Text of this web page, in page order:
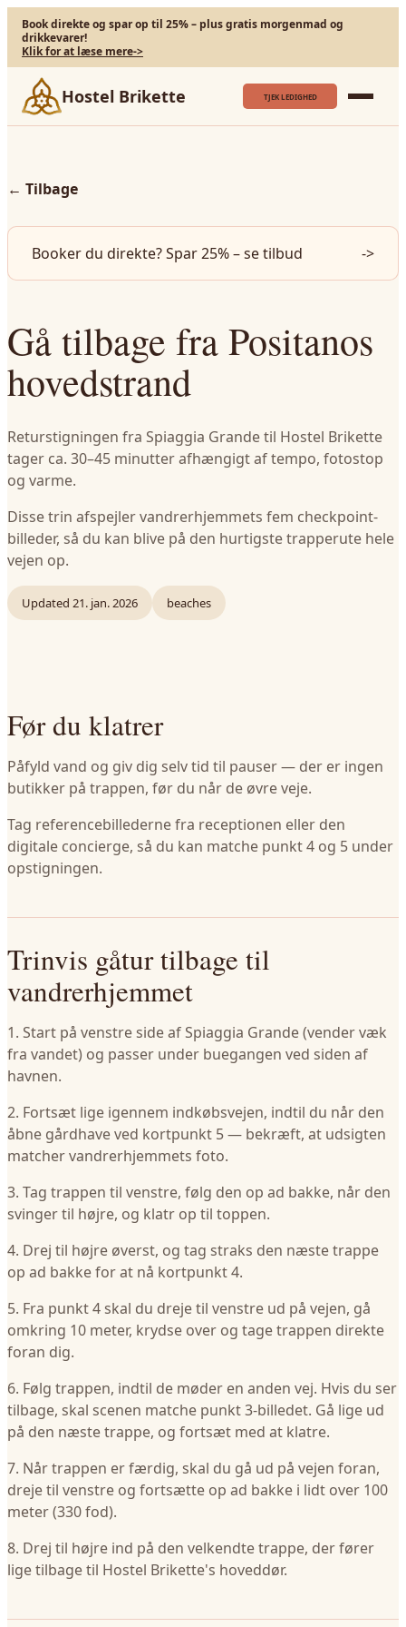
Book direkte og spar op til 25% – plus gratis morgenmad og
drikkevarer!
Klik for at læse mere->
Hostel Brikette TJEK LEDIGHED
← Tilbage
Booker du direkte? Spar 25% – se tilbud ->
Gå tilbage fra Positanos
hovedstrand
Returstigningen fra Spiaggia Grande til Hostel Brikette
tager ca. 30–45 minutter afhængigt af tempo, fotostop
og varme.
Disse trin afspejler vandrerhjemmets fem checkpoint-
billeder, så du kan blive på den hurtigste trapperute hele
vejen op.
Updated 21. jan. 2026 beaches
Før du klatrer
Påfyld vand og giv dig selv tid til pauser — der er ingen
butikker på trappen, før du når de øvre veje.
Tag referencebillederne fra receptionen eller den
digitale concierge, så du kan matche punkt 4 og 5 under
opstigningen.
Trinvis gåtur tilbage til
vandrerhjemmet
1. Start på venstre side af Spiaggia Grande (vender væk
fra vandet) og passer under buegangen ved siden af
havnen.
2. Fortsæt lige igennem indkøbsvejen, indtil du når den
åbne gårdhave ved kortpunkt 5 — bekræft, at udsigten
matcher vandrerhjemmets foto.
3. Tag trappen til venstre, følg den op ad bakke, når den
svinger til højre, og klatr op til toppen.
4. Drej til højre øverst, og tag straks den næste trappe
op ad bakke for at nå kortpunkt 4.
5. Fra punkt 4 skal du dreje til venstre ud på vejen, gå
omkring 10 meter, krydse over og tage trappen direkte
foran dig.
6. Følg trappen, indtil de møder en anden vej. Hvis du ser
tilbage, skal scenen matche punkt 3-billedet. Gå lige ud
på den næste trappe, og fortsæt med at klatre.
7. Når trappen er færdig, skal du gå ud på vejen foran,
dreje til venstre og fortsætte op ad bakke i lidt over 100
meter (330 fod).
8. Drej til højre ind på den velkendte trappe, der fører
lige tilbage til Hostel Brikette's hoveddør.